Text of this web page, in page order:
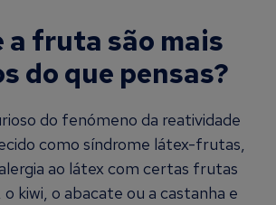
a fruta são mais
do que pensas?
do fenómeno da reatividade
como síndrome látex-frutas,
ao látex com certas frutas
kiwi, o abacate ou a castanha e